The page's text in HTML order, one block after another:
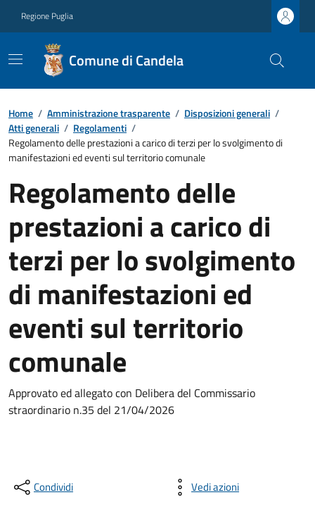
Regione Puglia
Comune di Candela
Home / Amministrazione trasparente / Disposizioni generali /
Atti generali / Regolamenti /
Regolamento delle prestazioni a carico di terzi per lo svolgimento di
manifestazioni ed eventi sul territorio comunale
Regolamento delle
prestazioni a carico di
terzi per lo svolgimento
di manifestazioni ed
eventi sul territorio
comunale
Approvato ed allegato con Delibera del Commissario
straordinario n.35 del 21/04/2026
Condividi Vedi azioni